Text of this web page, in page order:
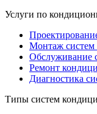
Услуги по
Монтаж систем
Обслуживание
Ремонт
Диагностика
Типы систем